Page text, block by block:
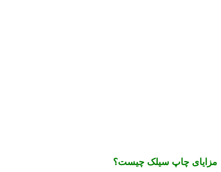
مزایای چاپ سیلک چیست؟